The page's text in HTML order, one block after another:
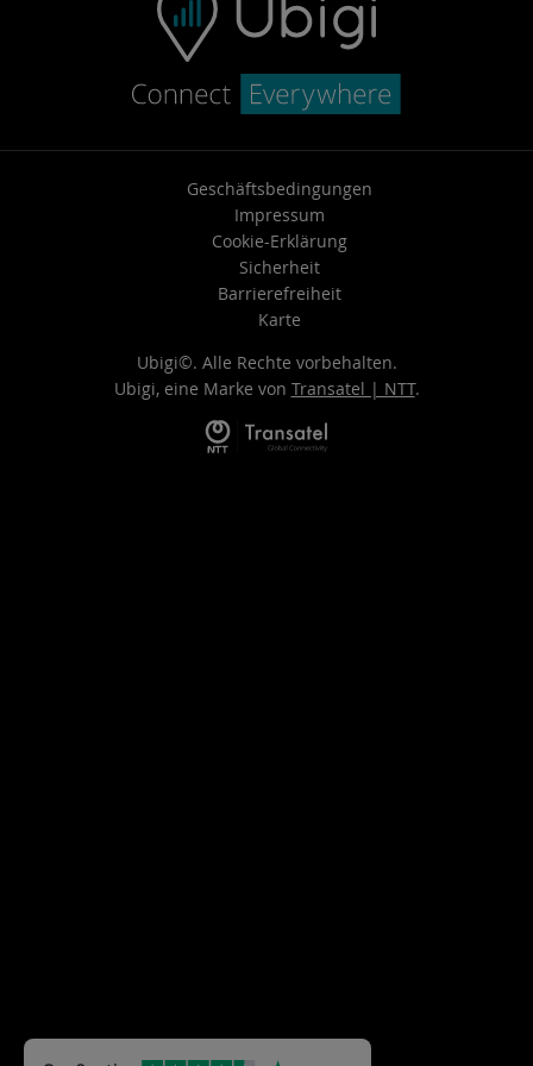
Geschäftsbedingungen
Impressum
Cookie-Erklärung
Sicherheit
Barrierefreiheit
Karte
Ubigi©. Alle Rechte vorbehalten.
Ubigi, eine Marke von Transatel | NTT.